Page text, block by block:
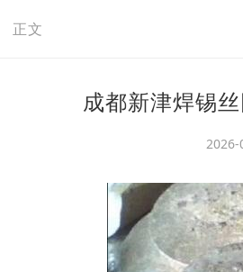
正文
成都新津焊锡